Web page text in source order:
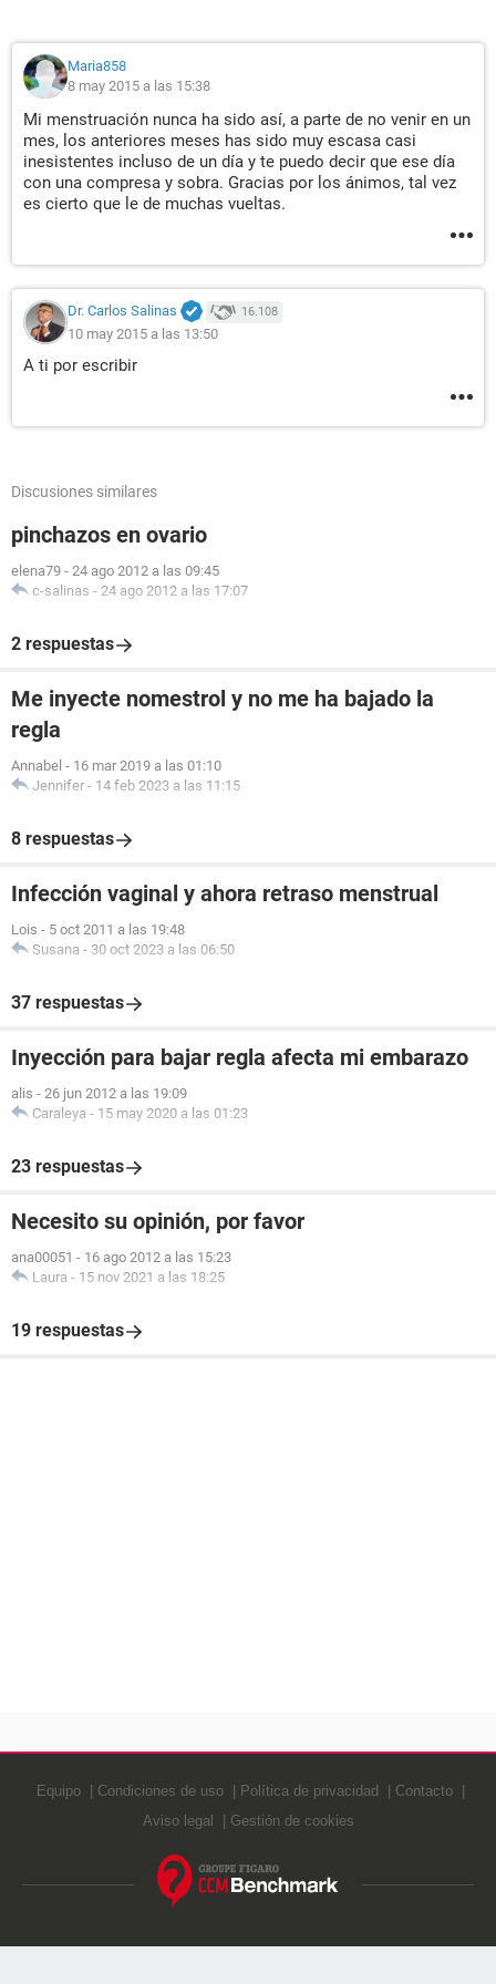
Maria858
8 may 2015 a las 15:38
Mi menstruación nunca ha sido así, a parte de no venir en un
mes, los anteriores meses has sido muy escasa casi
inesistentes incluso de un día y te puedo decir que ese día
con una compresa y sobra. Gracias por los ánimos, tal vez
es cierto que le de muchas vueltas.
Dr. Carlos Salinas 16.108
10 may 2015 a las 13:50
A ti por escribir
Discusiones similares
pinchazos en ovario
elena79 - 24 ago 2012 a las 09:45
c-salinas - 24 ago 2012 a las 17:07
2 respuestas
Me inyecte nomestrol y no me ha bajado la
regla
Annabel - 16 mar 2019 a las 01:10
Jennifer - 14 feb 2023 a las 11:15
8 respuestas
Infección vaginal y ahora retraso menstrual
Lois - 5 oct 2011 a las 19:48
Susana - 30 oct 2023 a las 06:50
37 respuestas
Inyección para bajar regla afecta mi embarazo
alis - 26 jun 2012 a las 19:09
Caraleya - 15 may 2020 a las 01:23
23 respuestas
Necesito su opinión, por favor
ana00051 - 16 ago 2012 a las 15:23
Laura - 15 nov 2021 a las 18:25
19 respuestas
Equipo Condiciones de uso Política de privacidad
Contacto
Aviso legal
Gestión de cookies